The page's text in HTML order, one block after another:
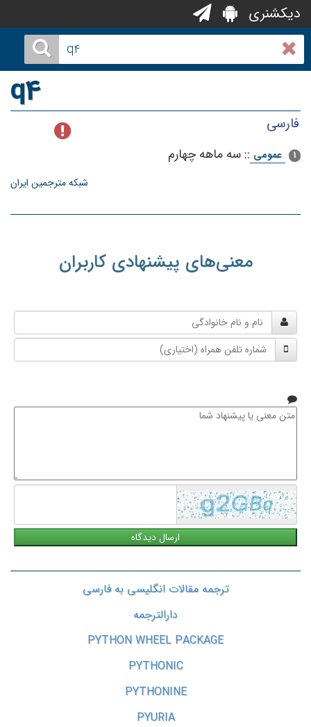
دیکشنری
q4
فارسی
1 عمومی :: سه ماهه چهارم
شبکه مترجمین ایران
معنی‌های پیشنهادی کاربران
و
نام
خانوادگی
شماره
تلفن
متن
ترجمه مقالات انگلیسی به فارسی
دارالترجمه
PYTHON WHEEL PACKAGE
PYTHONIC
PYTHONINE
PYURIA